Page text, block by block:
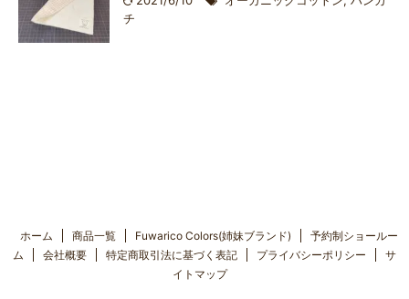
チ
ホーム 商品一覧 Fuwarico Colors(姉妹ブランド)
予約制ショールー
ム
会社概要 特定商取引法に基づく表記 プライバシーポリシー
サ
イトマップ